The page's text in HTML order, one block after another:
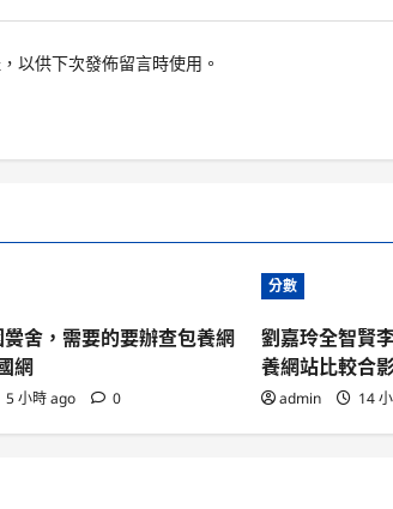
以供下次發佈留言時使用。
舍，需要的要辦查包養網
網
5 小時 ago 0
分數
劉嘉玲全智賢
養網站比較合
admin 14